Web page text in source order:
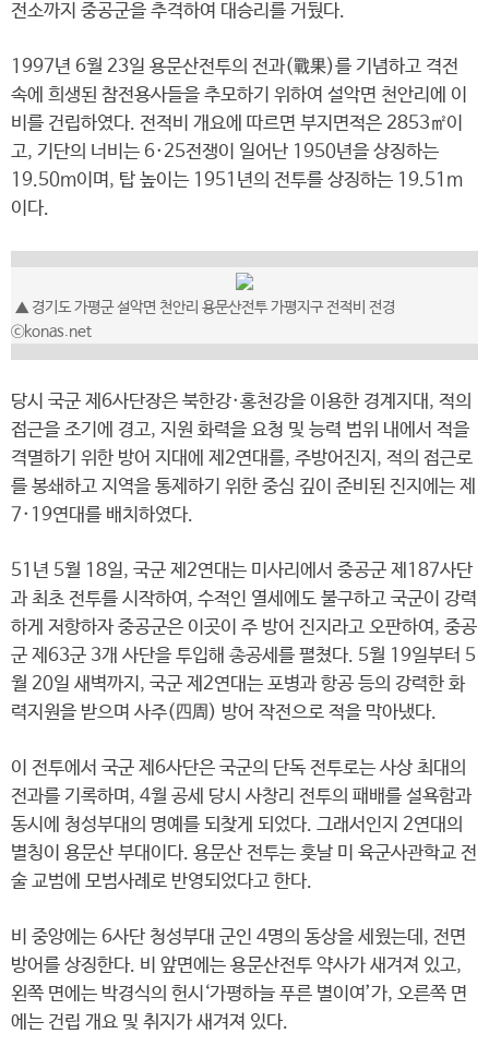
전소까지 중공군을 추격하여 대승리를 거뒀다.
1997년 6월 23일 용문산전투의 전과(戰果)를 기념하고 격전
속에 희생된 참전용사들을 추모하기 위하여 설악면 천안리에 이
비를 건립하였다. 전적비 개요에 따르면 부지면적은 2853㎡이
고, 기단의 너비는 6·25전쟁이 일어난 1950년을 상징하는
19.50m이며, 탑 높이는 1951년의 전투를 상징하는 19.51m
이다.
▲ 경기도 가평군 설악면 천안리 용문산전투 가평지구 전적비 전경
ⓒkonas.net
당시 국군 제6사단장은 북한강·홍천강을 이용한 경계지대, 적의
접근을 조기에 경고, 지원 화력을 요청 및 능력 범위 내에서 적을
격멸하기 위한 방어 지대에 제2연대를, 주방어진지, 적의 접근로
를 봉쇄하고 지역을 통제하기 위한 중심 깊이 준비된 진지에는 제
7·19연대를 배치하였다.
51년 5월 18일, 국군 제2연대는 미사리에서 중공군 제187사단
과 최초 전투를 시작하여, 수적인 열세에도 불구하고 국군이 강력
하게 저항하자 중공군은 이곳이 주 방어 진지라고 오판하여, 중공
군 제63군 3개 사단을 투입해 총공세를 펼쳤다. 5월 19일부터 5
월 20일 새벽까지, 국군 제2연대는 포병과 항공 등의 강력한 화
력지원을 받으며 사주(四周) 방어 작전으로 적을 막아냈다.
이 전투에서 국군 제6사단은 국군의 단독 전투로는 사상 최대의
전과를 기록하며, 4월 공세 당시 사창리 전투의 패배를 설욕함과
동시에 청성부대의 명예를 되찾게 되었다. 그래서인지 2연대의
별칭이 용문산 부대이다. 용문산 전투는 훗날 미 육군사관학교 전
술 교범에 모범사례로 반영되었다고 한다.
비 중앙에는 6사단 청성부대 군인 4명의 동상을 세웠는데, 전면
방어를 상징한다. 비 앞면에는 용문산전투 약사가 새겨져 있고,
왼쪽 면에는 박경식의 헌시‘가평하늘 푸른 별이여’가, 오른쪽 면
에는 건립 개요 및 취지가 새겨져 있다.